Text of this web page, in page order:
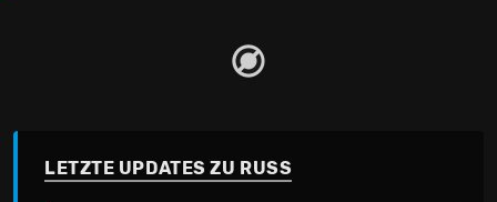
LETZTE UPDATES ZU RUSS